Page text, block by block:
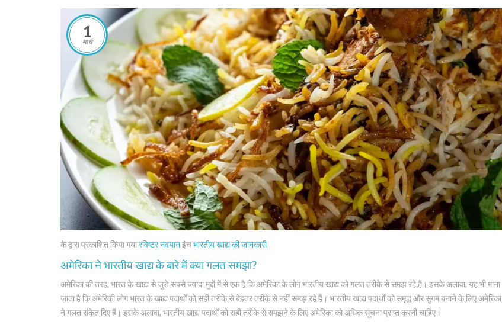
1
मार्च
के द्वारा प्रकाशित किया गयारविष्टर नवयानइंचभारतीय खाद्य की जानकारी
अमेरिका ने भारतीय खाद्य के बारे में क्या गलत समझा?
अमेरिका की तरह, भारत के खाद्य से जुड़े सबसे ज्यादा मुद्दों में से एक है कि अमेरिका के लोग भारतीय खाद्य को गलत तरीके से समझ रहे हैं। इसके अलावा, यह भी माना
जाता है कि अमेरिकी लोग भारत के खाद्य पदार्थों को सही तरीके से बेहतर तरीके से नहीं समझ रहे हैं। भारतीय खाद्य पदार्थों को समृद्ध और सुगम बनाने के लिए अमेरिका
ने गलत संकेत दिए हैं। इसके अलावा, भारतीय खाद्य पदार्थों को सही तरीके से समझने के लिए अमेरिका को अधिक सूचना प्राप्त करनी चाहिए।